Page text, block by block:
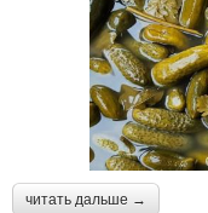
читать дальше →